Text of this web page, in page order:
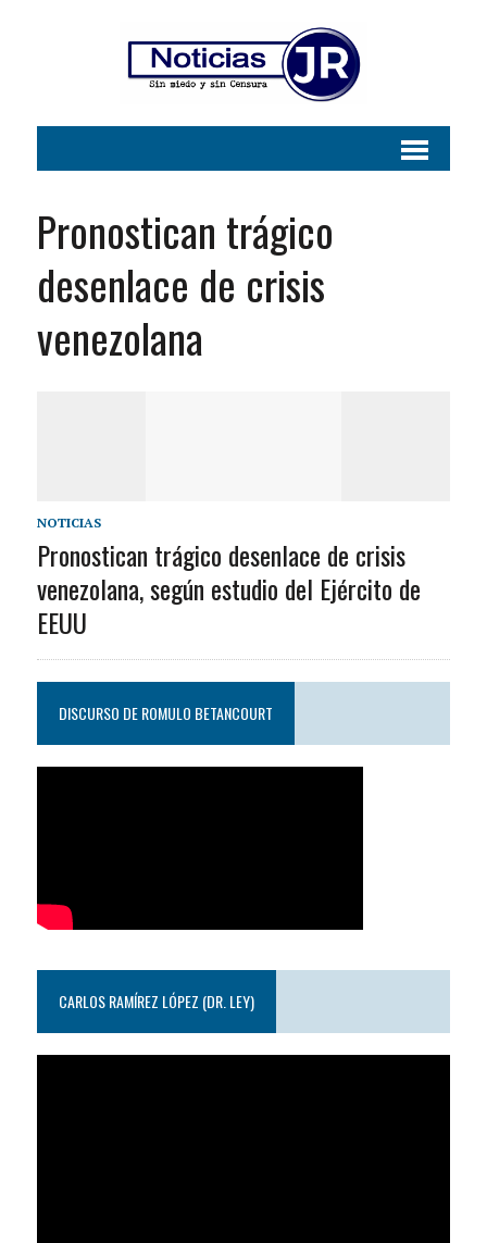
Pronostican trágico
desenlace de crisis
venezolana
NOTICIAS
Pronostican trágico desenlace de crisis
venezolana, según estudio del Ejército de
EEUU
DISCURSO DE ROMULO BETANCOURT
CARLOS RAMÍREZ LÓPEZ (DR. LEY)